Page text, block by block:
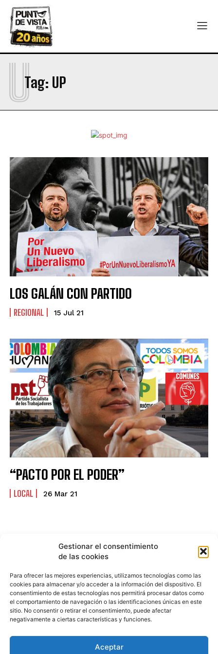
Gestionar el consentimiento
de las cookies
Para ofrecer las mejores experiencias, utilizamos tecnologías como las
cookies para almacenar y/o acceder a la información del dispositivo. El
consentimiento de estas tecnologías nos permitirá procesar datos como
el comportamiento de navegación o las identificaciones únicas en este
sitio. No consentir o retirar el consentimiento, puede afectar
negativamente a ciertas características y funciones.
Aceptar
Tag: UP
U
LOS GALÁN CON PARTIDO
REGIONAL 15 Jul 21
“PACTO POR EL PODER”
LOCAL 26 Mar 21